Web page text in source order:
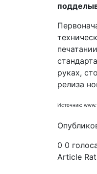
руках,
релиза
Источник:
0 0
Article